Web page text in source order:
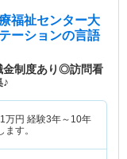
福祉センター大
ーションの言語
金制度あり◎訪問看
万円 経験3年～10年
す。